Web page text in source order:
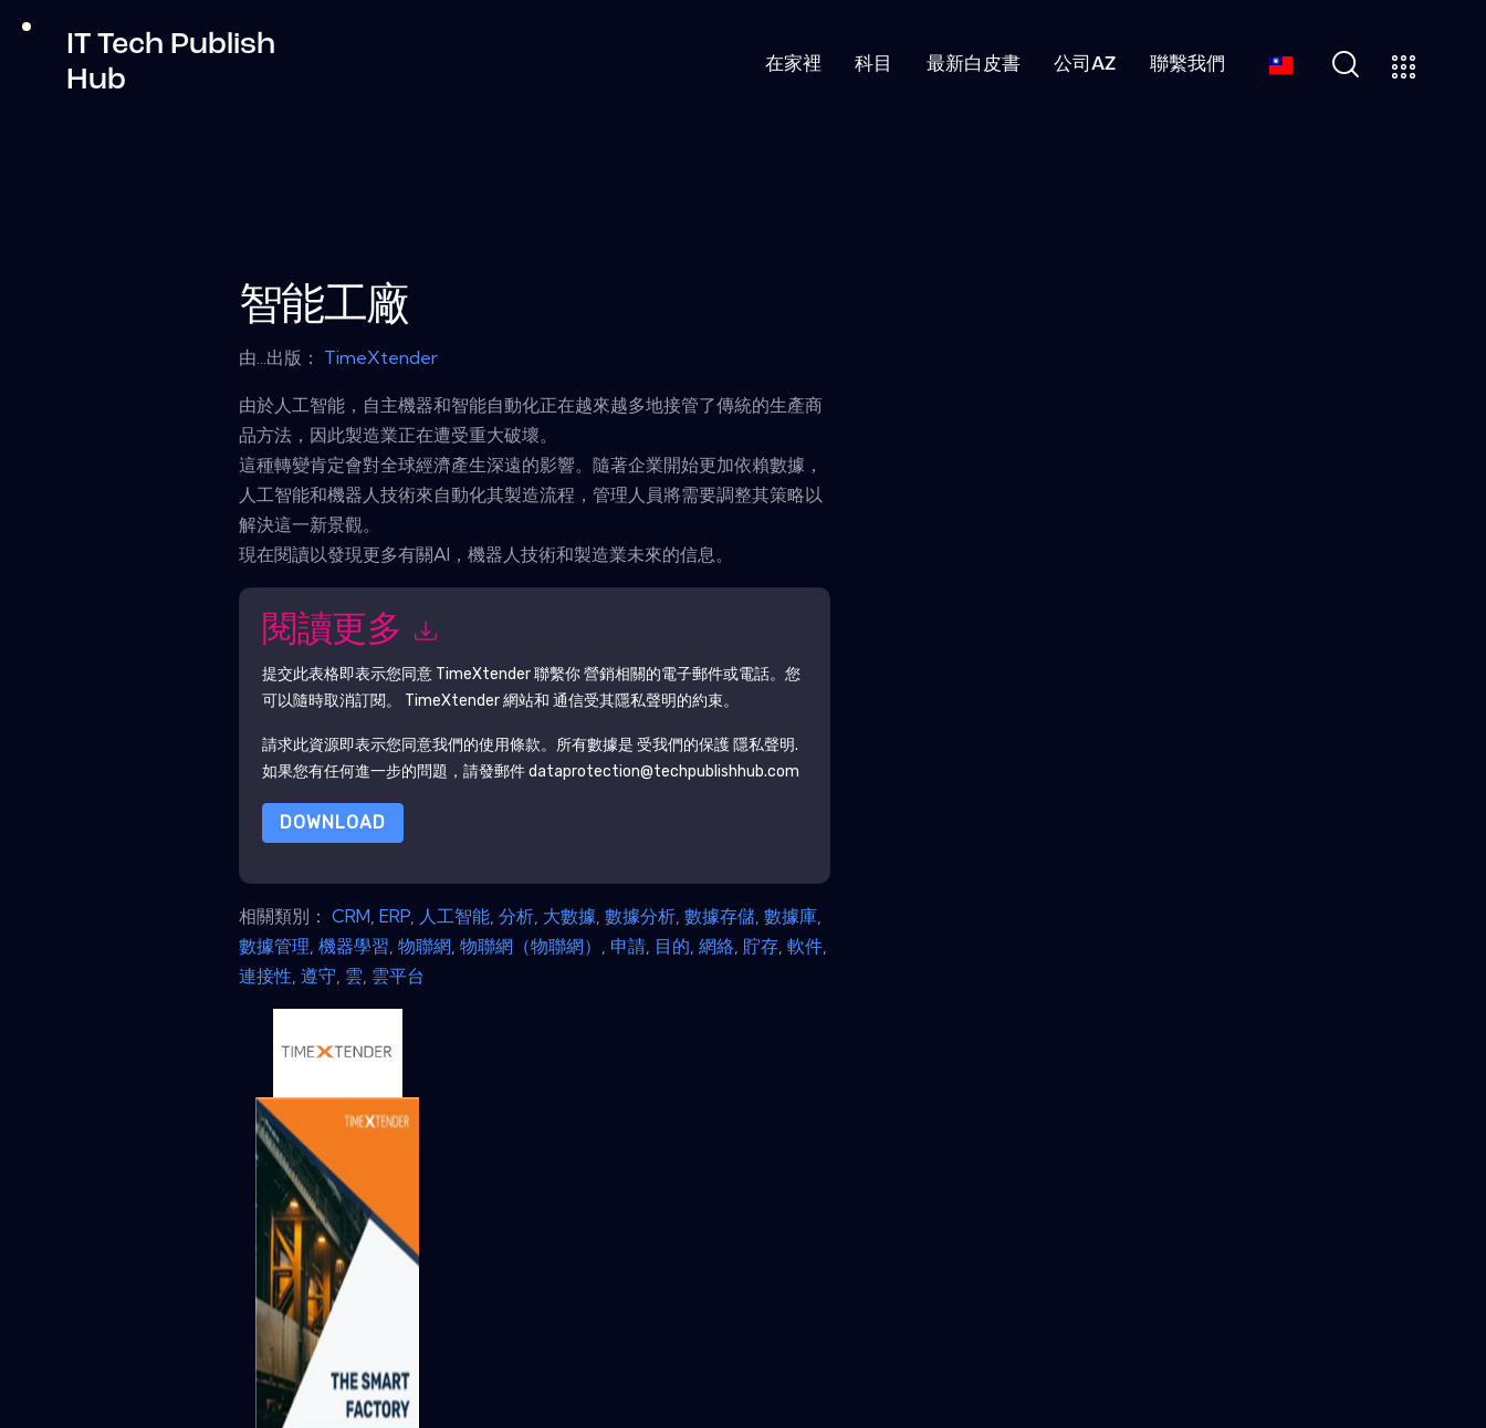
IT Tech Publish
Hub
在家裡 科目 最新白皮書 公司AZ 聯繫我們
智能工廠
由...出版： TimeXtender
由於人工智能，自主機器和智能自動化正在越來越多地接管了傳統的生產商
品方法，因此製造業正在遭受重大破壞。
這種轉變肯定會對全球經濟產生深遠的影響。隨著企業開始更加依賴數據，
人工智能和機器人技術來自動化其製造流程，管理人員將需要調整其策略以
解決這一新景觀。
現在閱讀以發現更多有關AI，機器人技術和製造業未來的信息。
閱讀更多
提交此表格即表示您同意 TimeXtender聯繫你 營銷相關的電子郵件或電話。您
可以隨時取消訂閱。 TimeXtender網站和 通信受其隱私聲明的約束。
請求此資源即表示您同意我們的使用條款。所有數據是 受我們的保護 隱私聲明.
如果您有任何進一步的問題，請發郵件 dataprotection@techpublishhub.com
DOWNLOAD
相關類別：CRM,ERP, 人工智能,分析, 大數據,數據分析,數據存儲,數據庫,
數據管理,機器學習,物聯網,物聯網（物聯網） , 申請, 目的,網絡, 貯存,軟件,
連接性,遵守, 雲, 雲平台